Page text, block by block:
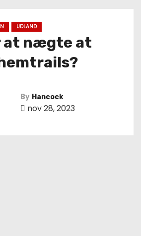
UDLAND
at nægte at
By Hancock
nov 28, 2023